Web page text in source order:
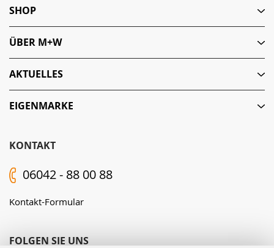
KONTAKT
06042 - 88 00 88
Kontakt-Formular
FOLGEN SIE UNS
SHOP
ÜBER M+W
AKTUELLES
EIGENMARKE